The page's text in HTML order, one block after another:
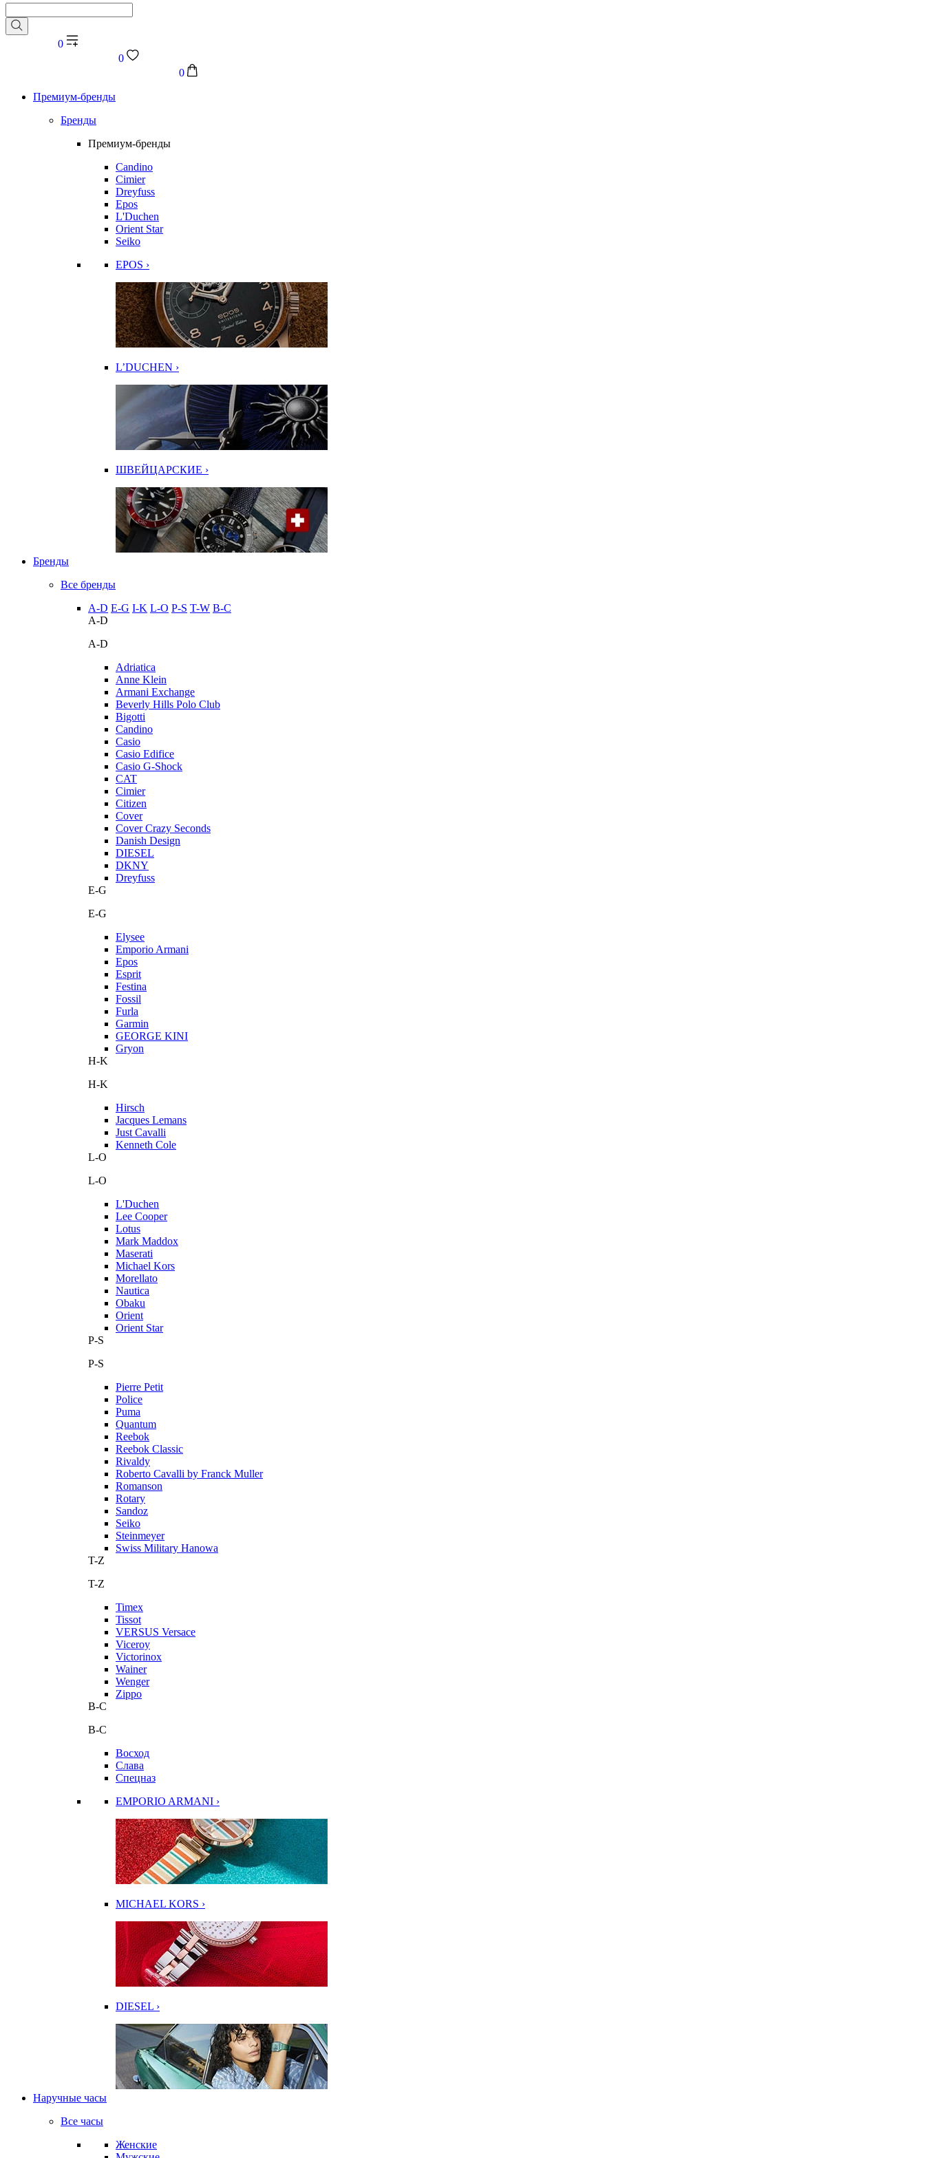
0
0
0
Премиум-бренды
Бренды
Премиум-бренды
Candino
Cimier
Dreyfuss
Epos
L'Duchen
Orient Star
Seiko
EPOS ›
L’DUCHEN ›
ШВЕЙЦАРСКИЕ ›
Бренды
Все бренды
A-D E-G I-K L-O P-S T-W В-С
A-D
A-D
Adriatica
Anne Klein
Armani Exchange
Beverly Hills Polo Club
Bigotti
Candino
Casio
Casio Edifice
Casio G-Shock
CAT
Cimier
Citizen
Cover
Cover Crazy Seconds
Danish Design
DIESEL
DKNY
Dreyfuss
E-G
E-G
Elysee
Emporio Armani
Epos
Esprit
Festina
Fossil
Furla
Garmin
GEORGE KINI
Gryon
H-K
H-K
Hirsch
Jacques Lemans
Just Cavalli
Kenneth Cole
L-O
L-O
L'Duchen
Lee Cooper
Lotus
Mark Maddox
Maserati
Michael Kors
Morellato
Nautica
Obaku
Orient
Orient Star
P-S
P-S
Pierre Petit
Police
Puma
Quantum
Reebok
Reebok Classic
Rivaldy
Roberto Cavalli by Franck Muller
Romanson
Rotary
Sandoz
Seiko
Steinmeyer
Swiss Military Hanowa
T-Z
T-Z
Timex
Tissot
VERSUS Versace
Viceroy
Victorinox
Wainer
Wenger
Zippo
В-С
В-С
Восход
Слава
Спецназ
EMPORIO ARMANI ›
MICHAEL KORS ›
DIESEL ›
Наручные часы
Все часы
Женские